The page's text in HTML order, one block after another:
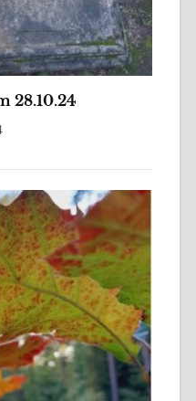
28.10.24